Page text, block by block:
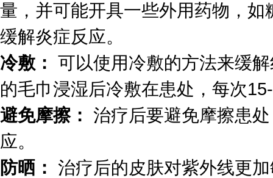
量，并可能开具一些外用药物，如
缓解炎症反应。
冷敷： 可以使用冷敷的方法来缓
的毛巾浸湿后冷敷在患处，每次
避免摩擦： 治疗后要避免摩擦患
应。
防晒： 治疗后的皮肤对紫外线更